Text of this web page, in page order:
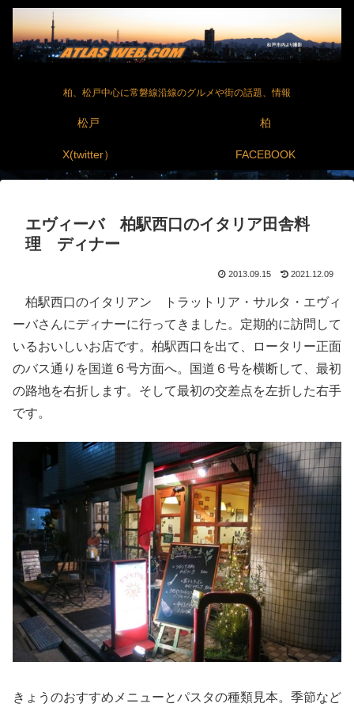
柏、松戸中心に常磐線沿線のグルメや街の話題、情報
松戸 柏
X(twitter） FACEBOOK
エヴィーバ 柏駅西口のイタリア田舎料
理 ディナー
2013.09.15 2021.12.09
柏駅西口のイタリアン トラットリア・サルタ・エヴィ
ーバさんにディナーに行ってきました。定期的に訪問して
いるおいしいお店です。柏駅西口を出て、ロータリー正面
のバス通りを国道６号方面へ。国道６号を横断して、最初
の路地を右折します。そして最初の交差点を左折した右手
です。
きょうのおすすめメニューとパスタの種類見本。季節など